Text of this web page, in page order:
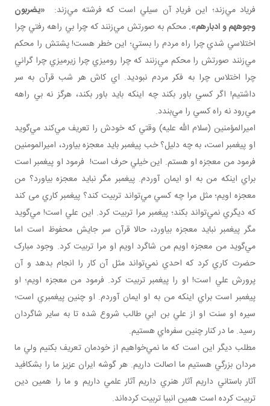
فرياد مي‌زند؛ اين فريادِ آن سيلي است که فرشته مي‌زند: «يضربون
وجوههم و ادبارهم». محکم به صورتش مي‌زنند که چرا بي راهه رفتي چرا
اختلاسي شدي چرا راه مردم را بستي؛ اين خطر هست! پشتش را محکم
مي‌زنند صورتش را محکم مي‌زنند که چرا روميزي چرا زيرميزي چرا گراني
چرا اختلاس چرا به فکر مردم نبوديد. اي کاش هر شب قرآن به سر
داشتيم! اگر کسي باور بکند چه اينکه بايد باور بکند، هرگز نه بي راهه
مي‌رود نه راه کسي را مي‌بندد.
اميرالمؤمنين (سلام الله عليه) وقتي که خودش را تعريف مي‌کند مي‌گويد
او پيغمبر است، به چه دليل؟ خب پيغمبر بايد معجزه بياورد، اميرالمومنين
فرمود من معجزه او هستم. اين خيلي حرف است! فرمود او پيغمبر است
براي اينکه من به او ايمان آوردم. پيغمبر مگر نبايد معجزه بياورد؟ من
معجزه اويم؛ مثل مرا چه کسي مي‌تواند تربيت کند؟ پيغمبر کاري می کند
که ديگري نمي‌تواند بکند؛ پيغمبر مرا تربيت کرد. اين علي است! مي‌گويد
مگر پيغمبر نبايد معجزه بياورد، حالا قرآن سر جايش محفوظ است اما
مي‌گويد من معجزه اويم من شاگرد اويم او مرا تربيت کرد. وجود مبارک
حضرت کاري کرد که احدي نمي‌تواند مثل آن کار را انجام بدهد و آن
پرورش علي است! او را پيغمبر تربيت کرد. فرمود من معجزه اويم؛ او
پيغمبر است براي اينکه من به او ايمان آوردم. او چنين پيغمبري است؛
سيره او سنت او از علي بن ابي طالب شروع شده تا به ساير شاگردان
رسيد. ما در کنار چنين سفره‌اي هستيم.
مطلب ديگر اين است که ما نمي‌خواهيم از خودمان تعريف بکنيم ولي ما
مردان بزرگي هستيم ما اصالت داريم. هر گوشه ايران عزيز ما را بشکافيد
آثار باستاني داريم آثار هنري داريم آثار علمي داريم و ما را همين دين
تربيت کرده است همين انبيا تربيت کرده‌اند.